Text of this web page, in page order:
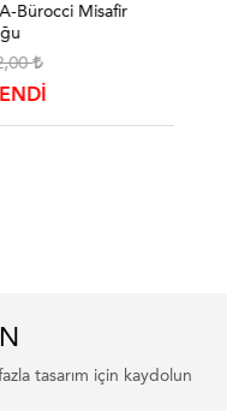
Bürocci Misafir
tasarım için kaydolun